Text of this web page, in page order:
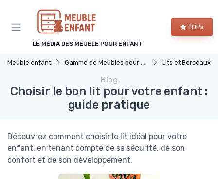
LE MÉDIA DES MEUBLE POUR ENFANT
TOPs
Meuble enfant Gamme de Meubles pour Enfants Lits et Berceaux
Blog
Choisir le bon lit pour votre enfant :
guide pratique
Découvrez comment choisir le lit idéal pour votre
enfant, en tenant compte de sa sécurité, de son
confort et de son développement.